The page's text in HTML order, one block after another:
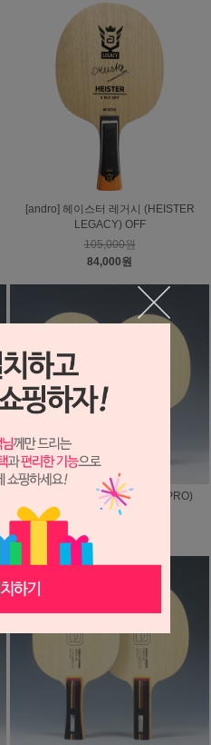
[andro] 헤이스터 레거시 (HEISTER
LEGACY) OFF
105,000원
84,000원
[andro] 보르카 PRO(VORKA PRO)
150,000원
120,000원